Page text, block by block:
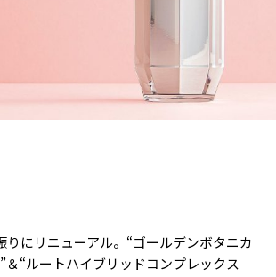
りにリニューアル。“ゴールデンボタニカ
＆“ルートハイブリッドコンプレックス